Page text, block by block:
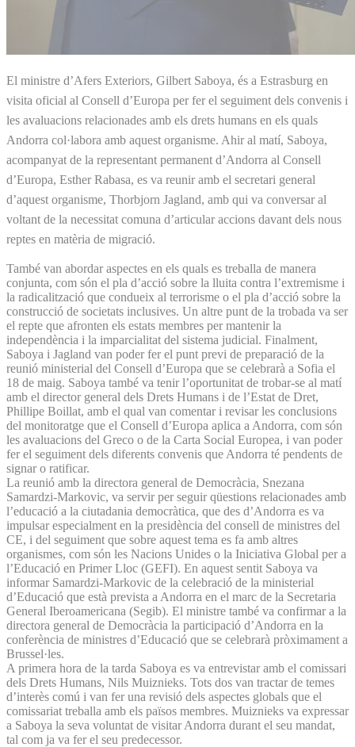
El ministre d’Afers Exteriors, Gilbert Saboya, és a Estrasburg en
visita oficial al Consell d’Europa per fer el seguiment dels convenis i
les avaluacions relacionades amb els drets humans en els quals
Andorra col·labora amb aquest organisme. Ahir al matí, Saboya,
acompanyat de la representant permanent d’Andorra al Consell
d’Europa, Es­ther Rabasa, es va reunir amb el secretari general
d’aquest organisme, Thorbjorn Jagland, amb qui va conversar al
voltant de la necessitat comuna d’articular accions davant dels nous
reptes en matèria de migració.
També van abordar aspectes en els quals es treballa de manera
conjunta, com són el pla d’acció sobre la lluita contra l’extremisme i
la radicalització que condueix al terrorisme o el pla d’acció sobre la
construcció de societats inclusives. Un altre punt de la trobada va ser
el repte que afronten els estats membres per mantenir la
independència i la imparcialitat del sistema judicial. Finalment,
Saboya i Jagland van poder fer el punt previ de preparació de la
reunió ministerial del Consell d’Europa que se celebrarà a Sofia el
18 de maig. Saboya també va tenir l’oportunitat de trobar-se al matí
amb el director general dels Drets Humans i de l’Estat de Dret,
Phillipe Boillat, amb el qual van comentar i revisar les conclusions
del monitoratge que el Consell d’Europa aplica a Andorra, com són
les avaluacions del Greco o de la Carta Social Europea, i van poder
fer el seguiment dels diferents convenis que Andorra té pendents de
signar o ratificar.
La reunió amb la directora general de Democràcia, Snezana
Samardzi-Markovic, va servir per seguir qüestions relacionades amb
l’educació a la ciutadania democràtica, que des d’Andorra es va
impulsar especialment en la presidència del consell de ministres del
CE, i del seguiment que sobre aquest tema es fa amb altres
organismes, com són les Nacions Unides o la Iniciativa Global per a
l’Educació en Primer Lloc (GEFI). En aquest sentit Saboya va
informar Samardzi-Markovic de la celebració de la ministerial
d’Educació que està prevista a Andorra en el marc de la Secretaria
General Iberoamericana (Segib). El ministre també va confirmar a la
directora general de Democràcia la participació d’Andorra en la
conferència de ministres d’Educació que se celebrarà pròximament a
Brussel·les.
A primera hora de la tarda Saboya es va entrevistar amb el comissari
dels Drets Humans, Nils Muiznieks. Tots dos van tractar de temes
d’interès comú i van fer una revisió dels aspectes globals que el
comissariat treballa amb els països membres. Muiznieks va expressar
a Saboya la seva voluntat de visitar Andorra durant el seu mandat,
tal com ja va fer el seu predecessor.